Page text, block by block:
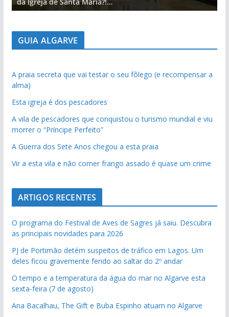
GUIA ALGARVE
A praia secreta que vai testar o seu fôlego (e recompensar a
alma)
Esta igreja é dos pescadores
A vila de pescadores que conquistou o turismo mundial e viu
morrer o “Príncipe Perfeito”
A Guerra dos Sete Anos chegou a esta praia
Vir a esta vila e não comer frango assado é quase um crime
ARTIGOS RECENTES
O programa do Festival de Aves de Sagres já saiu. Descubra
as principais novidades para 2026
PJ de Portimão detém suspeitos de tráfico em Lagos. Um
deles ficou gravemente ferido ao saltar do 2º andar
O tempo e a temperatura da água do mar no Algarve esta
sexta-feira (7 de agosto)
Ana Bacalhau, The Gift e Buba Espinho atuam no Algarve